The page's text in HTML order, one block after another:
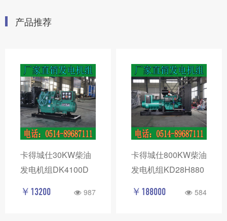
产品推荐
卡得城仕30KW柴油
发电机组DK4100D
￥13200 987
卡得城仕800KW柴油
发电机组KD28H880
￥188000 584